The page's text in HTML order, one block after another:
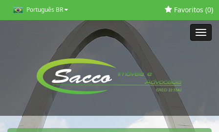
Português BR Favoritos (0)